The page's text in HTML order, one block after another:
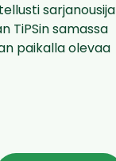
sarjanousija
TiPSin samassa
paikalla olevaa